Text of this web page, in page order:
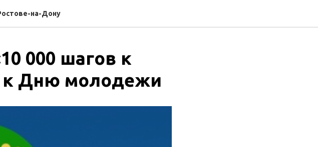
на-Дону
000 шагов к
к Дню молодежи